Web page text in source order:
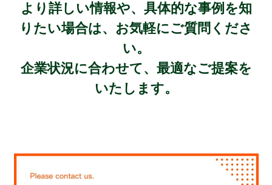
より詳しい情報や、具体的な事例を知
りたい場合は、お気軽にご質問くださ
い。
企業状況に合わせて、最適なご提案を
いたします。